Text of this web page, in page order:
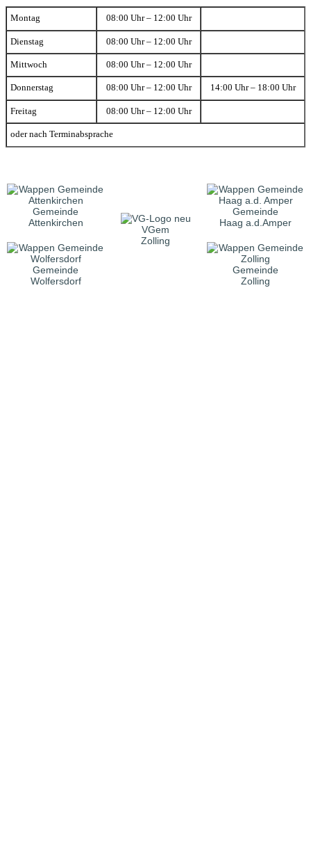
Montag 08:00 Uhr – 12:00 Uhr
Dienstag 08:00 Uhr – 12:00 Uhr
Mittwoch 08:00 Uhr – 12:00 Uhr
Donnerstag 08:00 Uhr – 12:00 Uhr 14:00 Uhr – 18:00 Uhr
Freitag 08:00 Uhr – 12:00 Uhr
oder nach Terminabsprache
Gemeinde
Attenkirchen
VGem
Zolling
Gemeinde
Haag a.d.Amper
Gemeinde
Wolfersdorf
Gemeinde
Zolling